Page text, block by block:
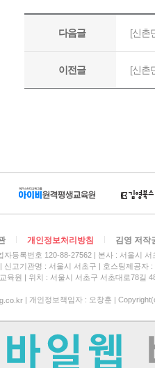
개인정보처리방침 김영 저작
자등록번호 120-88-27562
본사 : 서울시
신고기관명 : 서울시 서초구
호스팅제공자
육원 | 위치 : 서울시 서초구 서초대로78길
| 개인정보책임자 : 오창훈 |